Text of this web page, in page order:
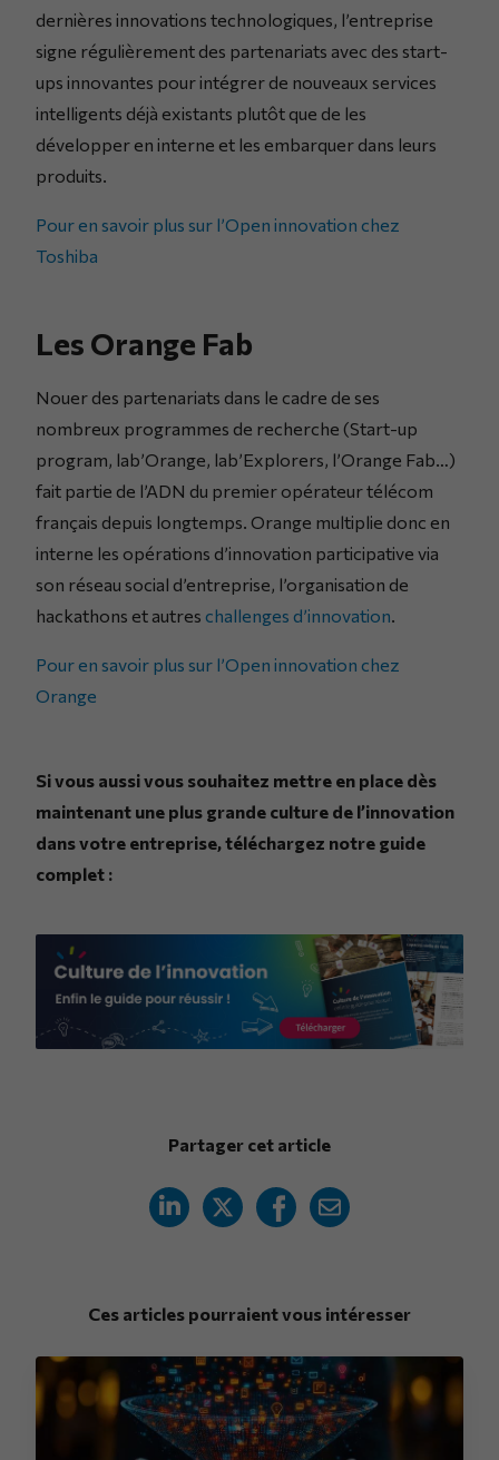
dernières innovations technologiques, l’entreprise
signe régulièrement des partenariats avec des start-
ups innovantes pour intégrer de nouveaux services
intelligents déjà existants plutôt que de les
développer en interne et les embarquer dans leurs
produits.
Pour en savoir plus sur l’Open innovation chez
Toshiba
Les Orange Fab
Nouer des partenariats dans le cadre de ses
nombreux programmes de recherche (Start-up
program, lab’Orange, lab’Explorers, l’Orange Fab…)
fait partie de l’ADN du premier opérateur télécom
français depuis longtemps. Orange multiplie donc en
interne les opérations d’innovation participative via
son réseau social d’entreprise, l’organisation de
hackathons et autres challenges d’innovation.
Pour en savoir plus sur l’Open innovation chez
Orange
Si vous aussi vous souhaitez mettre en place dès
maintenant une plus grande culture de l’innovation
dans votre entreprise, téléchargez notre guide
complet :
Partager cet article
Ces articles pourraient vous intéresser